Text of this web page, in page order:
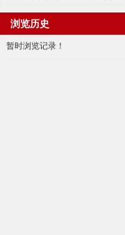
浏览历史
暂时浏览记录！